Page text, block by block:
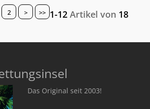
2 > >> 1-12 Artikel von 18
Das Original seit 2003!